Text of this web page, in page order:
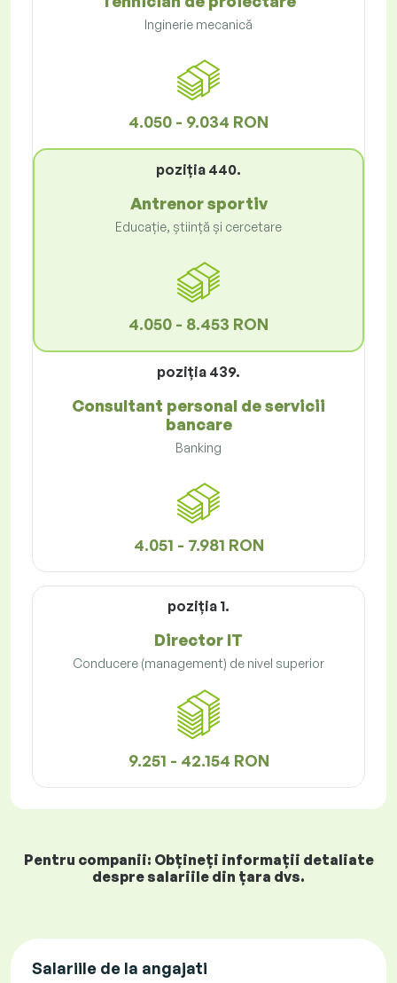
Inginerie mecanică
4.050 - 9.034 RON
poziţia 440.
Antrenor sportiv
Educație, știință și cercetare
4.050 - 8.453 RON
poziţia 439.
Consultant personal de servicii
bancare
Banking
4.051 - 7.981 RON
poziţia 1.
Director IT
Conducere (management) de nivel superior
9.251 - 42.154 RON
Pentru companii: Obțineți informații detaliate
despre salariile din țara dvs.
Salariile de la angajati